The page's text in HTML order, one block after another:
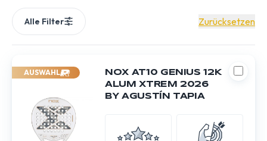
AUSWAHL
NOX AT10 GENIUS 12K
ALUM XTREM 2026
BY AGUSTÍN TAPIA
Alle Filter Zurücksetzen